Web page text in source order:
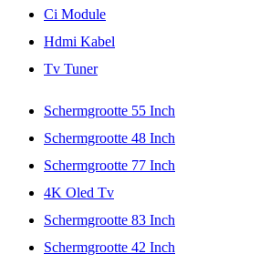
Ci Module
Hdmi Kabel
Tv Tuner
Schermgrootte 55 Inch
Schermgrootte 48 Inch
Schermgrootte 77 Inch
4K Oled Tv
Schermgrootte 83 Inch
Schermgrootte 42 Inch